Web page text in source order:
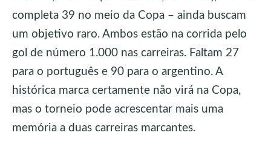
completa 39 no meio da Copa – ainda buscam
um objetivo raro. Ambos estão na corrida pelo
gol de número 1.000 nas carreiras. Faltam 27
para o português e 90 para o argentino. A
histórica marca certamente não virá na Copa,
mas o torneio pode acrescentar mais uma
memória a duas carreiras marcantes.